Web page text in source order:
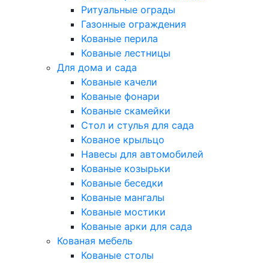
Ритуальные ограды
Газонные ограждения
Кованые перила
Кованые лестницы
Для дома и сада
Кованые качели
Кованые фонари
Кованые скамейки
Стол и стулья для сада
Кованое крыльцо
Навесы для автомобилей
Кованые козырьки
Кованые беседки
Кованые мангалы
Кованые мостики
Кованые арки для сада
Кованая мебель
Кованые столы